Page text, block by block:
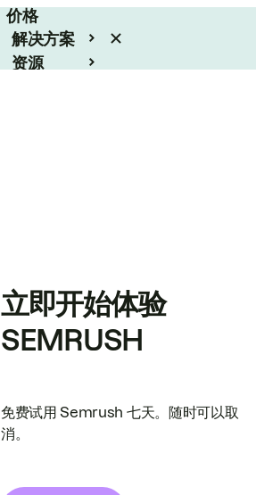
价格
解决方案
资源
立即开始体验
SEMRUSH
免费试用 Semrush 七天。随时可以取
消。